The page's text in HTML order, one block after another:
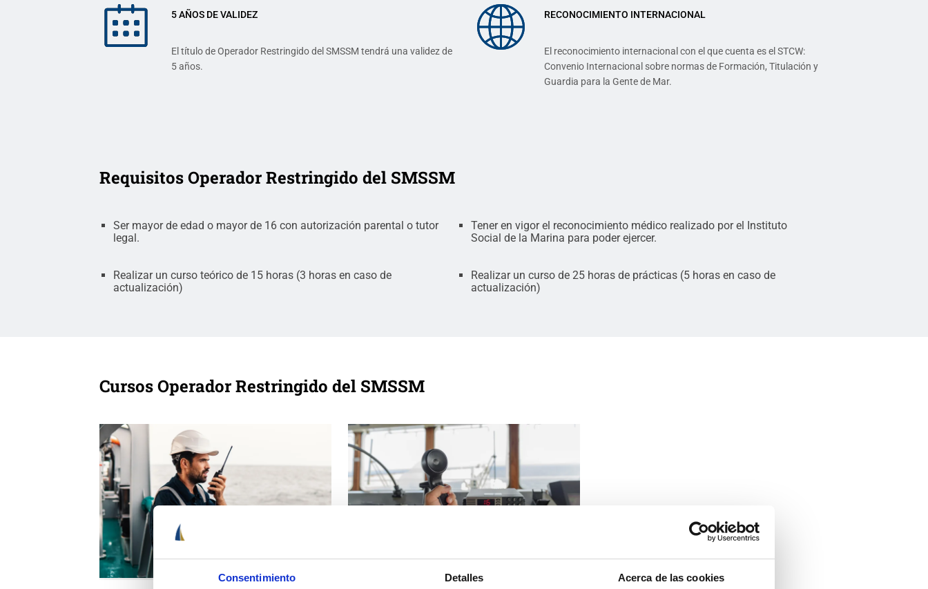
Consentimiento Detalles Acerca de las cookies
5 AÑOS DE VALIDEZ
El título de Operador Restringido del SMSSM tendrá una validez de
5 años.
RECONOCIMIENTO INTERNACIONAL
El reconocimiento internacional con el que cuenta es el STCW:
Convenio Internacional sobre normas de Formación, Titulación y
Guardia para la Gente de Mar.
Requisitos Operador Restringido del SMSSM
Ser mayor de edad o mayor de 16 con autorización parental o tutor
legal.
Tener en vigor el reconocimiento médico realizado por el Instituto
Social de la Marina para poder ejercer.
Realizar un curso teórico de 15 horas (3 horas en caso de
actualización)
Realizar un curso de 25 horas de prácticas (5 horas en caso de
actualización)
Cursos Operador Restringido del SMSSM